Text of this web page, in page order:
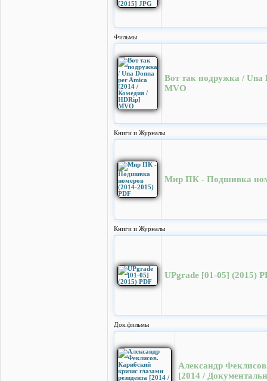
Фильмы
Вот так подружка / Una
MVO
Книги и Журналы
Мир ПК - Подшивка
Книги и Журналы
UPgrade [01-05] (2015)
Док.фильмы
Александр
[2014 /